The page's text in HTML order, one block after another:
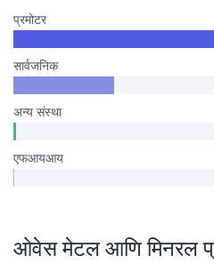
प्रमोटर
सार्वजनिक
अन्य संस्था
एफआयआय
ओवेस मेटल आणि मिनरल